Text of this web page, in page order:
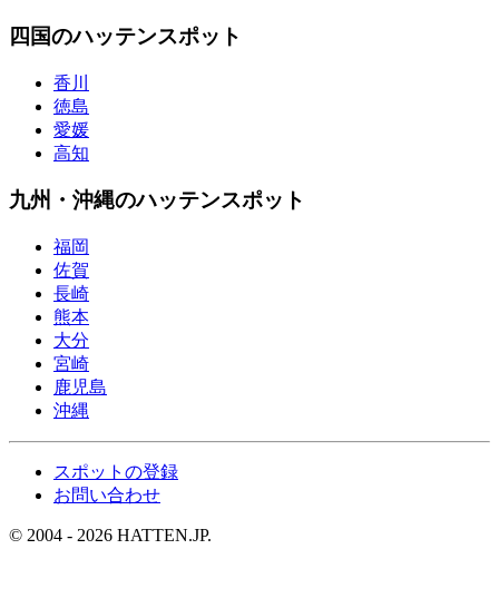
四国のハッテンスポット
香川
徳島
愛媛
高知
九州・沖縄のハッテンスポット
福岡
佐賀
長崎
熊本
大分
宮崎
鹿児島
沖縄
スポットの登録
お問い合わせ
© 2004 - 2026 HATTEN.JP.